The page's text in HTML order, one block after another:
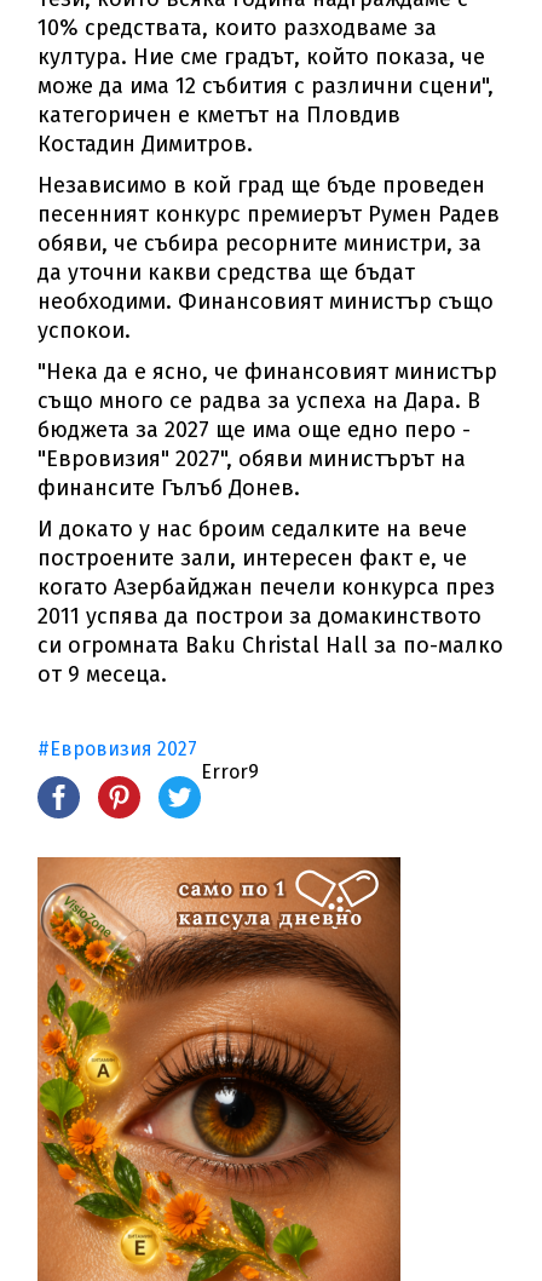
10% средствата, които разходваме за
култура. Ние сме градът, който показа, че
може да има 12 събития с различни сцени",
категоричен е кметът на Пловдив
Костадин Димитров.
Независимо в кой град ще бъде проведен
песенният конкурс премиерът Румен Радев
обяви, че събира ресорните министри, за
да уточни какви средства ще бъдат
необходими. Финансовият министър също
успокои.
"Нека да е ясно, че финансовият министър
също много се радва за успеха на Дара. В
бюджета за 2027 ще има още едно перо -
"Евровизия" 2027", обяви министърът на
финансите Гълъб Донев.
И докато у нас броим седалките на вече
построените зали, интересен факт е, че
когато Азербайджан печели конкурса през
2011 успява да построи за домакинството
си огромната Baku Christal Hall за по-малко
от 9 месеца.
#Евровизия 2027
Error9